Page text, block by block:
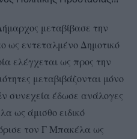
μεταβίβασε την
ως εντεταλμένο Δημοτικό
ελέγχεται ως προς την
μεταβιβάζονται μόνο
συνεχεία έδωσε ανάλογες
ως άμισθο ειδικό
τον Γ Μπακέλα ως